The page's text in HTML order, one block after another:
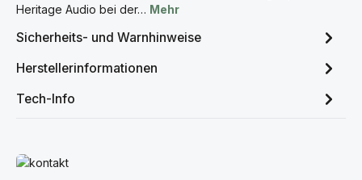
Heritage Audio bei der… Mehr
Sicherheits- und Warnhinweise
Herstellerinformationen
Tech-Info
Mehr erfahren